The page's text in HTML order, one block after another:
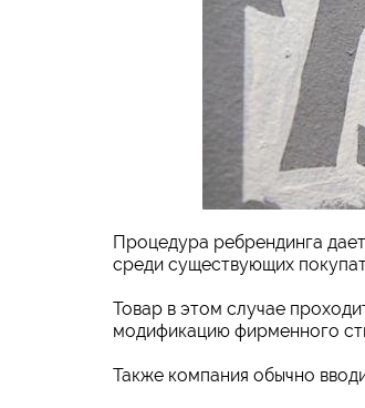
Процедура ребрендинга
среди существующих
Товар в этом случае
модификацию фирменного
Также компания обычно